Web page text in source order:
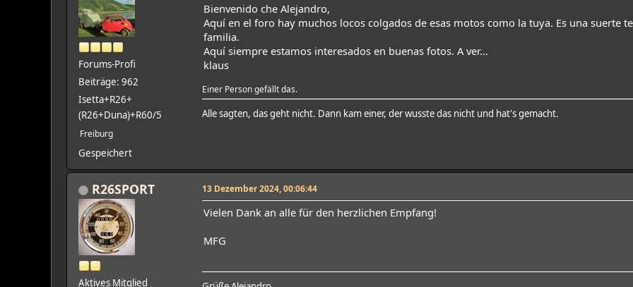
Forums-Profi
Beiträge: 962
Isetta+R26+
(R26+Duna)+R60/5
Freiburg
Gespeichert
Bienvenido che Alejandro,
Aquí en el foro hay muchos locos colgados de esas motos como la tuya. Es una suerte
familia.
Aquí siempre estamos interesados en buenas fotos. A ver...
klaus
Einer Person gefällt das.
Alle sagten, das geht nicht. Dann kam einer, der wusste das nicht und hat's gemacht.
R26SPORT
Aktives Mitglied
13 Dezember 2024, 00:06:44
Vielen Dank an alle für den herzlichen Empfang!
MFG